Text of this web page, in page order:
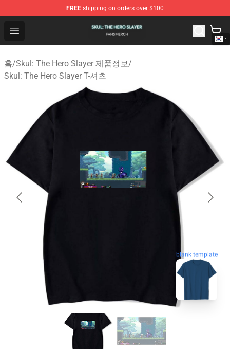
FREE shipping on orders over $100
Open menu
Skul: The Hero Slayer Shop - Official Skul: The Hero
홈/Skul: The Hero Slayer 제품정보/
Skul: The Hero Slayer T-셔츠
blank template